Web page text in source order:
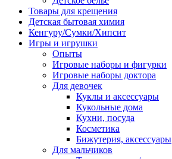
Товары для крещения
Детская бытовая химия
Кенгуру/Сумки/Хипсит
Игры и игрушки
Опыты
Игровые наборы и фигурки
Игровые наборы доктора
Для девочек
Куклы и аксессуары
Кукольные дома
Кухни, посуда
Косметика
Бижутерия, аксессуары
Для мальчиков